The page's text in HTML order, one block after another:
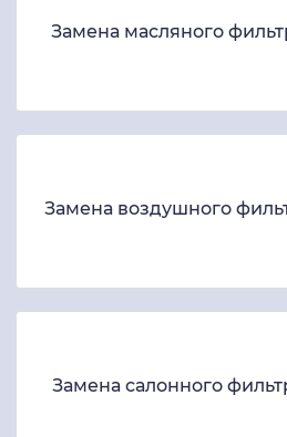
Замена масляного
Замена воздушного
Замена салонного